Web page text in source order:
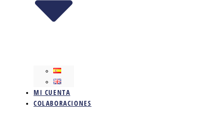
MI CUENTA
COLABORACIONES